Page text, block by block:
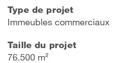
Type de projet
Immeubles commerciaux
Taille du projet
76.500 m²